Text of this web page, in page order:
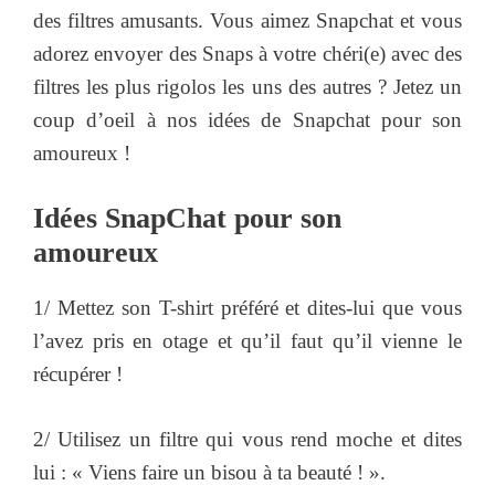
des filtres amusants. Vous aimez Snapchat et vous
adorez envoyer des Snaps à votre chéri(e) avec des
filtres les plus rigolos les uns des autres ? Jetez un
coup d’oeil à nos idées de Snapchat pour son
amoureux !
Idées SnapChat pour son
amoureux
1/ Mettez son T-shirt préféré et dites-lui que vous
l’avez pris en otage et qu’il faut qu’il vienne le
récupérer !
2/ Utilisez un filtre qui vous rend moche et dites
lui : « Viens faire un bisou à ta beauté ! ».